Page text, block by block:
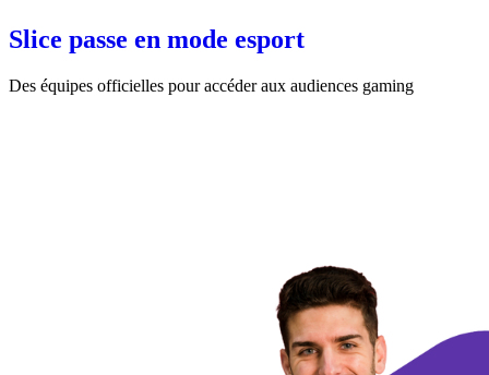
Slice passe en mode esport
Des équipes officielles pour accéder aux audiences gaming